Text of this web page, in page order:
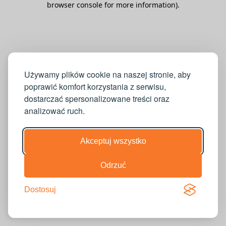
Używamy plików cookie na naszej stronie, aby
poprawić komfort korzystania z serwisu,
dostarczać spersonalizowane treści oraz
analizować ruch.
Akceptuj wszystko
Odrzuć
Dostosuj
browser console for more information).